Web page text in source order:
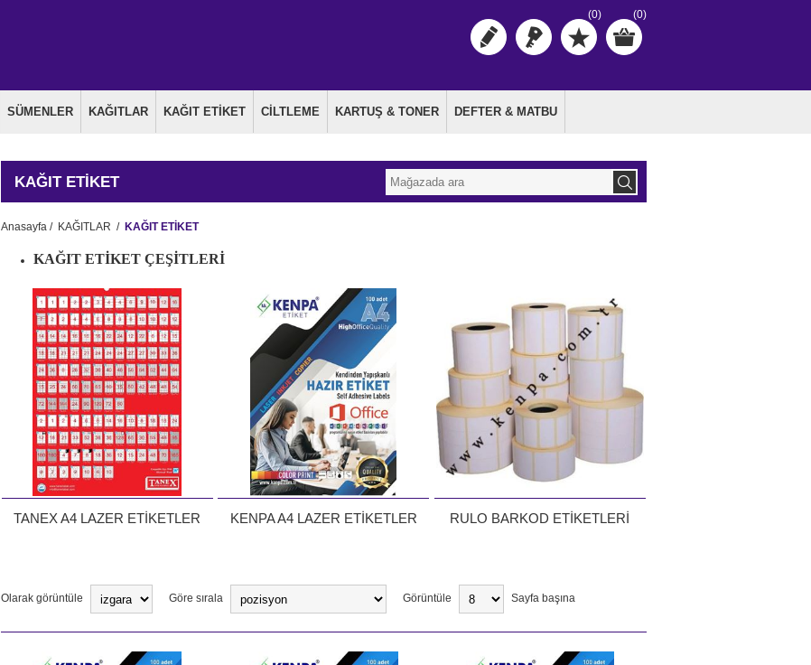
(0) (0)
SÜMENLER KAĞITLAR KAĞIT ETİKET CİLTLEME KARTUŞ & TONER DEFTER & MATBU
KAĞIT ETİKET
Anasayfa / KAĞITLAR / KAĞIT ETİKET
KAĞIT ETİKET ÇEŞİTLERİ
TANEX A4 LAZER ETİKETLER KENPA A4 LAZER ETİKETLER RULO BARKOD ETİKETLERİ
Olarak görüntüle Göre sırala Görüntüle Sayfa başına